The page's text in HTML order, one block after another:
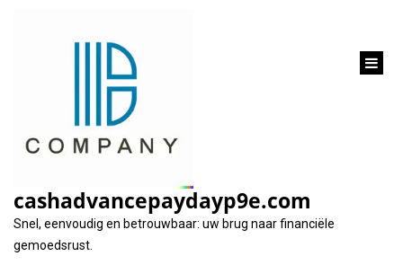
cashadvancepaydayp9e.com
Snel, eenvoudig en betrouwbaar: uw brug naar financiële
gemoedsrust.
Categorie: